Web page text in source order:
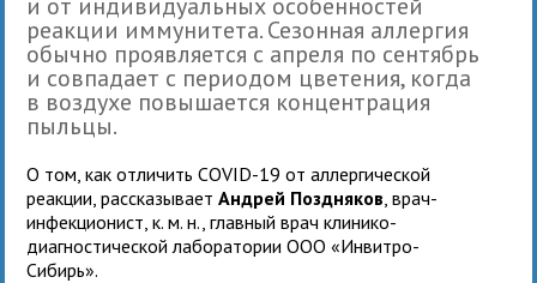
реакции иммунитета. Сезонная аллергия
обычно проявляется с апреля по сентябрь
и совпадает с периодом цветения, когда
в воздухе повышается концентрация
пыльцы.
О том, как отличить COVID-19 от аллергической
реакции, рассказываетАндрей Поздняков , врач-
инфекционист, к. м. н., главный врач клинико-
диагностической лаборатории ООО «Инвитро-
Сибирь».